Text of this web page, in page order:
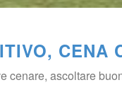
CENA
cenare, ascoltare